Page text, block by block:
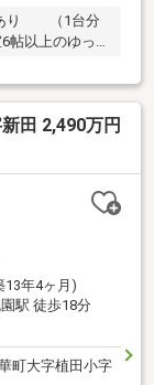
あり （1台分
以上のゆった
です※駐車台数
田 2,490万円
13年4ヶ月)
駅 徒歩18分
町大字植田小字